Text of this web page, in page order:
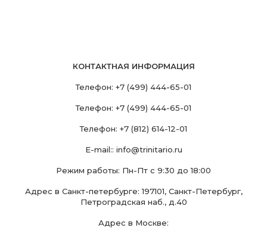
КОНТАКТНАЯ ИНФОРМАЦИЯ
Телефон: +7 (499) 444-65-01
Телефон: +7 (499) 444-65-01
Телефон: +7 (812) 614-12-01
E-mail:: info@trinitario.ru
Режим работы: Пн-Пт с 9:30 до 18:00
Адрес в Санкт-петербурге: 197101, Санкт-Петербург,
Петроградская наб., д.40
Адрес в Москве: